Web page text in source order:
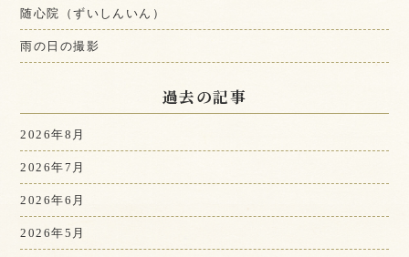
随心院（ずいしんいん）
雨の日の撮影
過去の記事
2026年8月
2026年7月
2026年6月
2026年5月